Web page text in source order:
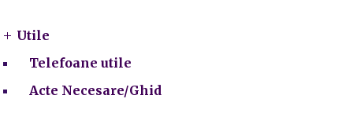
Utile
Telefoane utile
Acte Necesare/Ghid